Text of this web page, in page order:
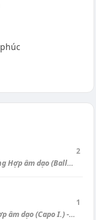
♪ Hợp âm theo giọng: Elvis Phương Hợp âm dạo (Ballad): [Dm] | [Dm] | [G]...
2
♪ Hợp âm theo giọng: Lưu Bích Hợp âm dạo (Capo I.) - Chachacha: [A] | [E...
1